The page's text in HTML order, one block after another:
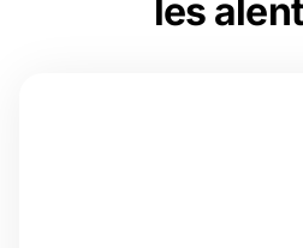
les